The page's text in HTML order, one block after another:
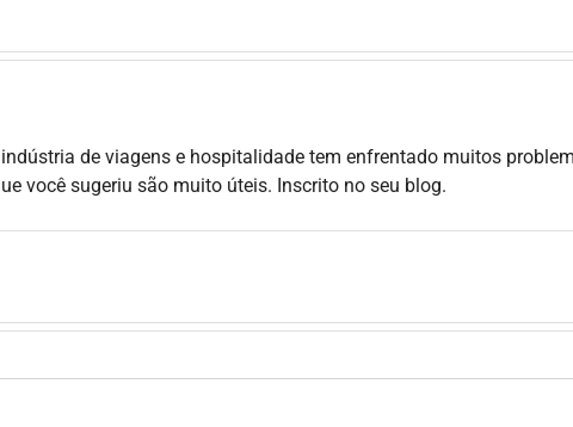
de viagens e hospitalidade tem enfrentado muitos
você sugeriu são muito úteis. Inscrito no seu blog.